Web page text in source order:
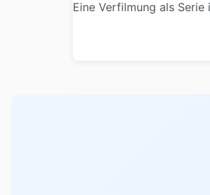
Eine Verfilmung als Serie